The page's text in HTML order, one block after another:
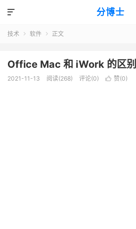
分博士

技术  软件  正文
Office Mac 和 iWork 的区别
2021-11-13 阅读(268) 评论(0)  赞(0)